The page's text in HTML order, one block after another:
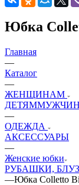
Юбка
Главная
—
Каталог
—
ЖЕНЩИНАМ
ДЕТЯМ
—
ОДЕЖДА
АКСЕССУАРЫ
—
Женские юбки
РУБАШКИ,
—Юбка Colletto